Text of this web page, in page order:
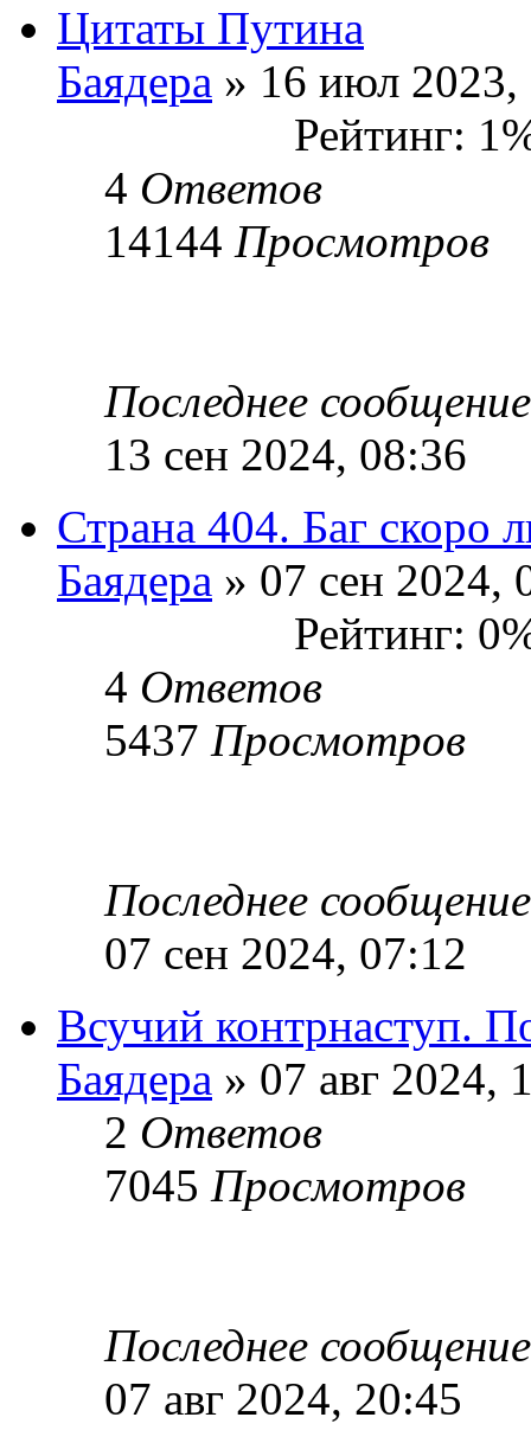
Цитаты Путина
Баядера » 16 июл 2023,
Рейтинг:
4 Ответов
14144 Просмотров
Последнее
13 сен 2024, 08:36
Страна 404. Баг скоро
Баядера » 07 сен 2024,
Рейтинг:
4 Ответов
5437 Просмотров
Последнее
07 сен 2024, 07:12
Всучий контрнаступ.
Баядера » 07 авг 2024,
2 Ответов
7045 Просмотров
Последнее
07 авг 2024, 20:45